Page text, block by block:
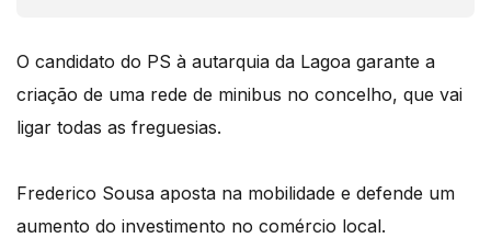
O candidato do PS à autarquia da Lagoa garante a
criação de uma rede de minibus no concelho, que vai
ligar todas as freguesias.
Frederico Sousa aposta na mobilidade e defende um
aumento do investimento no comércio local.